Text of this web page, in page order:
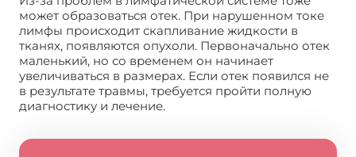
может образоваться отек. При нарушенном токе
лимфы происходит скапливание жидкости в
тканях, появляются опухоли. Первоначально отек
маленький, но со временем он начинает
увеличиваться в размерах. Если отек появился не
в результате травмы, требуется пройти полную
диагностику и лечение.